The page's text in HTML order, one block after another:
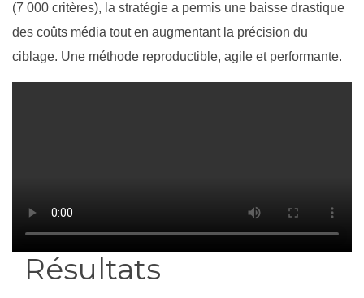
(7 000 critères), la stratégie a permis une baisse drastique
des coûts média tout en augmentant la précision du
ciblage. Une méthode reproductible, agile et performante.
Résultats